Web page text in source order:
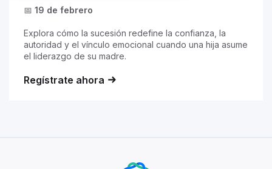
📅 19 de febrero
Explora cómo la sucesión redefine la confianza, la
autoridad y el vínculo emocional cuando una hija asume
el liderazgo de su madre.
Regístrate ahora